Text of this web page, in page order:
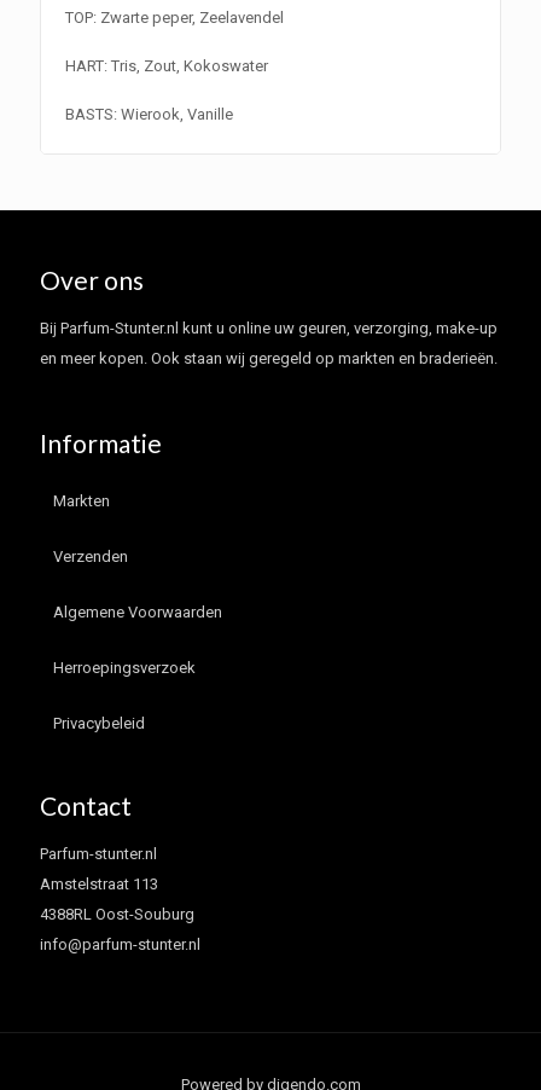
TOP: Zwarte peper, Zeelavendel
HART: Tris, Zout, Kokoswater
BASTS: Wierook, Vanille
Over ons
Bij Parfum-Stunter.nl kunt u online uw geuren, verzorging, make-up
en meer kopen. Ook staan wij geregeld op markten en braderieën.
Informatie
Markten
Verzenden
Algemene Voorwaarden
Herroepingsverzoek
Privacybeleid
Contact
Parfum-stunter.nl
Amstelstraat 113
4388RL Oost-Souburg
info@parfum-stunter.nl
Powered by digendo.com